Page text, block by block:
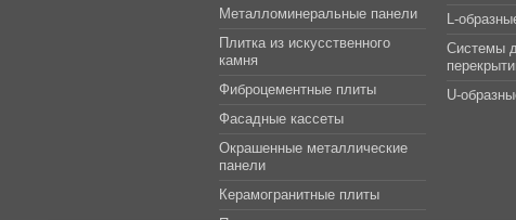
Металломинеральные панели
Плитка из искусственного
камня
Фиброцементные плиты
Фасадные кассеты
Окрашенные металлические
панели
Керамогранитные плиты
L-
Системы
U-